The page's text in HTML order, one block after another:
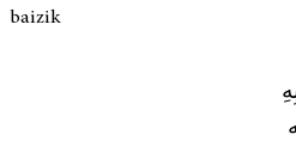
baizik